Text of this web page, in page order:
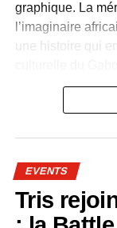
graphique. La
l’imaginaire
une histoire qui
Plusieurs
contemporain du
autant de visages
Dans « Rap
EVENTS
Tris